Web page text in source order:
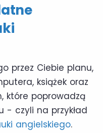
przez Ciebie planu,
książek oraz
które poprowadzą
- czyli na przykład
angielskiego.